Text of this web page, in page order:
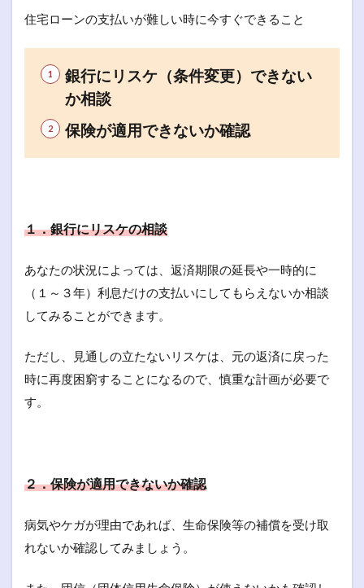
住宅ローンの支払いが難しい時に今すぐできること
銀行にリスケ（条件変更）できない
か相談
保険が適用できないか確認
１．銀行にリスケの相談
あなたの状況によっては、返済期限の延長や一時的に
（１～３年）利息だけの支払いにしてもらえないか相談
してみることができます。
ただし、見通しの立たないリスケは、元の返済に戻った
時に再度困窮することになるので、慎重な計画が必要で
す。
２．保険が適用できないか確認
病気やケガが理由であれば、生命保険等の補償を受け取
れないか確認してみましょう。